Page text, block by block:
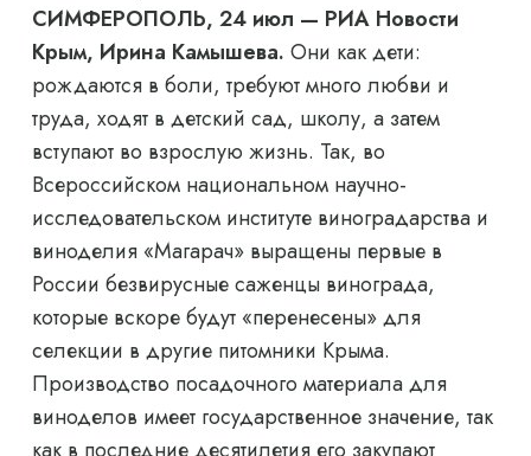
СИМФЕРОПОЛЬ, 24 июл — РИА Новости
Крым, Ирина Камышева. Они как дети:
рождаются в боли, требуют много любви и
труда, ходят в детский сад, школу, а затем
вступают во взрослую жизнь. Так, во
Всероссийском национальном научно-
исследовательском институте виноградарства и
виноделия «Магарач» выращены первые в
России безвирусные саженцы винограда,
которые вскоре будут «перенесены» для
селекции в другие питомники Крыма.
Производство посадочного материала для
виноделов имеет государственное значение, так